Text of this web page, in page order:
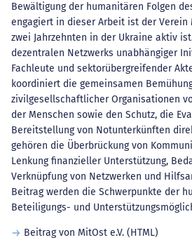
Bewältigung der humanitären Folgen
engagiert in dieser Arbeit ist der Verein
zwei Jahrzehnten in der Ukraine aktiv
dezentralen Netzwerks unabhängiger
Fachleute und sektorübergreifender
koordiniert die gemeinsamen
zivilgesellschaftlicher Organisationen
der Menschen sowie den Schutz, die
Bereitstellung von Notunterkünften
gehören die Überbrückung von
Lenkung finanzieller Unterstützung,
Verknüpfung von Netzwerken und
Beitrag werden die Schwerpunkte der
Beteiligungs- und
Beitrag von MitOst e.V. (HTML)